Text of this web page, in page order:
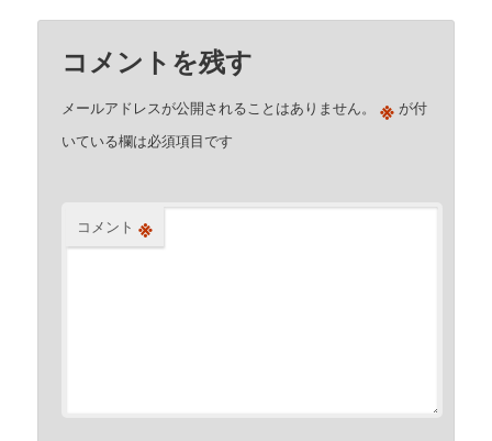
コメントを残す
メールアドレスが公開されることはありません。 ※ が付
いている欄は必須項目です
コメント ※